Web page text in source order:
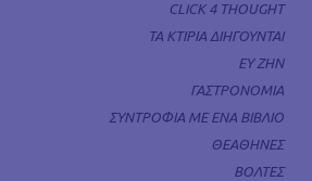
CLICK 4 THOUGHT
ΤΑ ΚΤΙΡΙΑ ΔΙΗΓΟΥΝΤΑΙ
ΕΥ ΖΗΝ
ΓΑΣΤΡΟΝΟΜΙΑ
ΣΥΝΤΡΟΦΙΑ ΜΕ ΕΝΑ ΒΙΒΛΙΟ
ΘΕΑΘΗΝΕΣ
ΒΟΛΤΕΣ